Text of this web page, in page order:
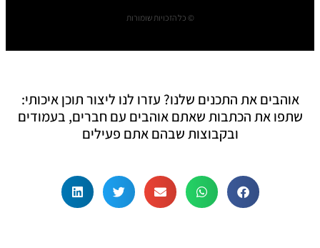
© כל הזכויות שומורות
אוהבים את התכנים שלנו? עזרו לנו ליצור תוכן איכותי:
שתפו את הכתבות שאתם אוהבים עם חברים, בעמודים
ובקבוצות שבהם אתם פעילים